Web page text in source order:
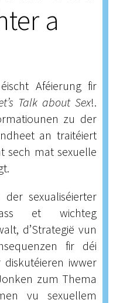
a
Aféierung fir
Talk about Sex!.
zu der
an traitéiert
sech mat sexuelle
sexualiséierter
et wichteg
d’Strategië vun
fir déi
iwwer
zum Thema
vu sexuellem